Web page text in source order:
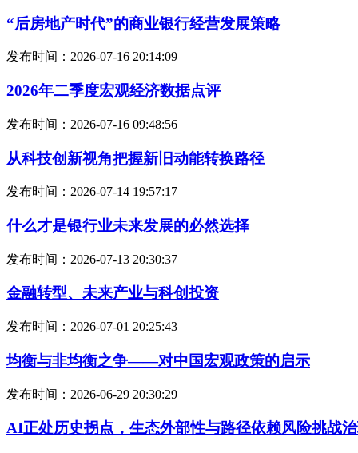
“后房地产时代”的商业银行经营发展策略
发布时间：2026-07-16 20:14:09
2026年二季度宏观经济数据点评
发布时间：2026-07-16 09:48:56
从科技创新视角把握新旧动能转换路径
发布时间：2026-07-14 19:57:17
什么才是银行业未来发展的必然选择
发布时间：2026-07-13 20:30:37
金融转型、未来产业与科创投资
发布时间：2026-07-01 20:25:43
均衡与非均衡之争——对中国宏观政策的启示
发布时间：2026-06-29 20:30:29
AI正处历史拐点，生态外部性与路径依赖风险挑战